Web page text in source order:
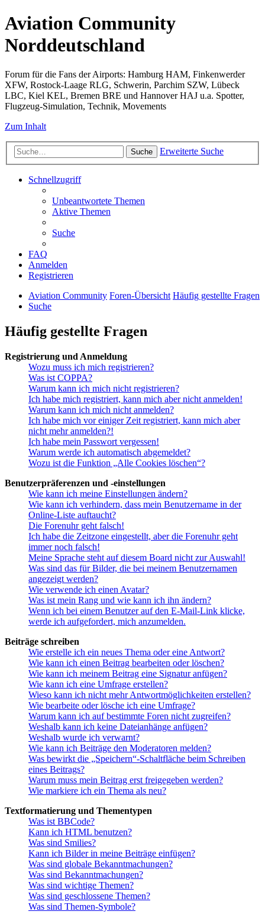
Aviation Community
Norddeutschland
Forum für die Fans der Airports: Hamburg HAM, Finkenwerder
XFW, Rostock-Laage RLG, Schwerin, Parchim SZW, Lübeck
LBC, Kiel KEL, Bremen BRE und Hannover HAJ u.a. Spotter,
Flugzeug-Simulation, Technik, Movements
Zum Inhalt
Suche Erweiterte Suche
Schnellzugriff
Unbeantwortete Themen
Aktive Themen
Suche
FAQ
Anmelden
Registrieren
Aviation Community Foren-Übersicht Häufig gestellte Fragen
Suche
Häufig gestellte Fragen
Registrierung und Anmeldung
Wozu muss ich mich registrieren?
Was ist COPPA?
Warum kann ich mich nicht registrieren?
Ich habe mich registriert, kann mich aber nicht anmelden!
Warum kann ich mich nicht anmelden?
Ich habe mich vor einiger Zeit registriert, kann mich aber
nicht mehr anmelden?!
Ich habe mein Passwort vergessen!
Warum werde ich automatisch abgemeldet?
Wozu ist die Funktion „Alle Cookies löschen“?
Benutzerpräferenzen und -einstellungen
Wie kann ich meine Einstellungen ändern?
Wie kann ich verhindern, dass mein Benutzername in der
Online-Liste auftaucht?
Die Forenuhr geht falsch!
Ich habe die Zeitzone eingestellt, aber die Forenuhr geht
immer noch falsch!
Meine Sprache steht auf diesem Board nicht zur Auswahl!
Was sind das für Bilder, die bei meinem Benutzernamen
angezeigt werden?
Wie verwende ich einen Avatar?
Was ist mein Rang und wie kann ich ihn ändern?
Wenn ich bei einem Benutzer auf den E-Mail-Link klicke,
werde ich aufgefordert, mich anzumelden.
Beiträge schreiben
Wie erstelle ich ein neues Thema oder eine Antwort?
Wie kann ich einen Beitrag bearbeiten oder löschen?
Wie kann ich meinem Beitrag eine Signatur anfügen?
Wie kann ich eine Umfrage erstellen?
Wieso kann ich nicht mehr Antwortmöglichkeiten erstellen?
Wie bearbeite oder lösche ich eine Umfrage?
Warum kann ich auf bestimmte Foren nicht zugreifen?
Weshalb kann ich keine Dateianhänge anfügen?
Weshalb wurde ich verwarnt?
Wie kann ich Beiträge den Moderatoren melden?
Was bewirkt die „Speichern“-Schaltfläche beim Schreiben
eines Beitrags?
Warum muss mein Beitrag erst freigegeben werden?
Wie markiere ich ein Thema als neu?
Textformatierung und Thementypen
Was ist BBCode?
Kann ich HTML benutzen?
Was sind Smilies?
Kann ich Bilder in meine Beiträge einfügen?
Was sind globale Bekanntmachungen?
Was sind Bekanntmachungen?
Was sind wichtige Themen?
Was sind geschlossene Themen?
Was sind Themen-Symbole?